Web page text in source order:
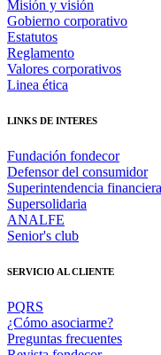
Misión y visión
Gobierno corporativo
Estatutos
Reglamento
Valores corporativos
Linea ética
LINKS DE INTERES
Fundación fondecor
Defensor del consumidor
Superintendencia financiera
Supersolidaria
ANALFE
Senior's club
SERVICIO AL CLIENTE
PQRS
¿Cómo asociarme?
Preguntas frecuentes